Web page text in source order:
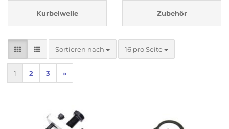
Kurbelwelle Zubehör
Sortieren nach
Sortieren nach 16 pro Seite
pro Seite
1 2 3 »